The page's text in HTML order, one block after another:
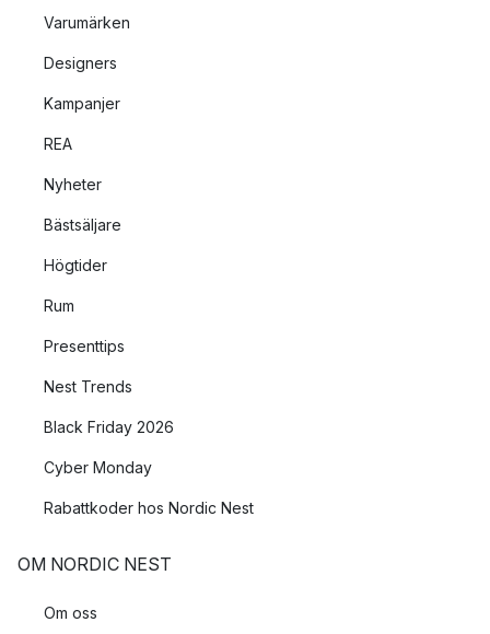
Varumärken
Designers
Kampanjer
REA
Nyheter
Bästsäljare
Högtider
Rum
Presenttips
Nest Trends
Black Friday 2026
Cyber Monday
Rabattkoder hos Nordic Nest
OM NORDIC NEST
Om oss